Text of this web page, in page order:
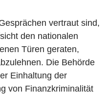
vertraut sind,
den nationalen
Türen geraten,
Die Behörde
Einhaltung der
von Finanzkriminalität